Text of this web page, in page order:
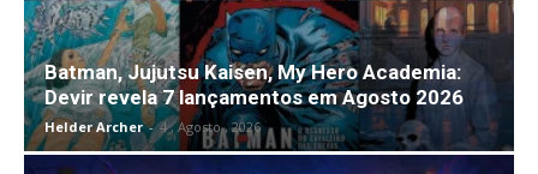
Batman, Jujutsu Kaisen, My Hero Academia:
Devir revela 7 lançamentos em Agosto 2026
Helder Archer - 4 , Agosto , 2026